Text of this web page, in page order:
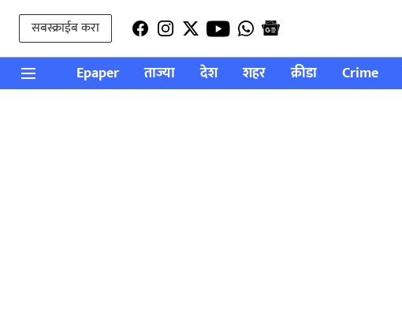
सबस्क्राईब करा
Epaper ताज्या देश शहर क्रीडा Crime